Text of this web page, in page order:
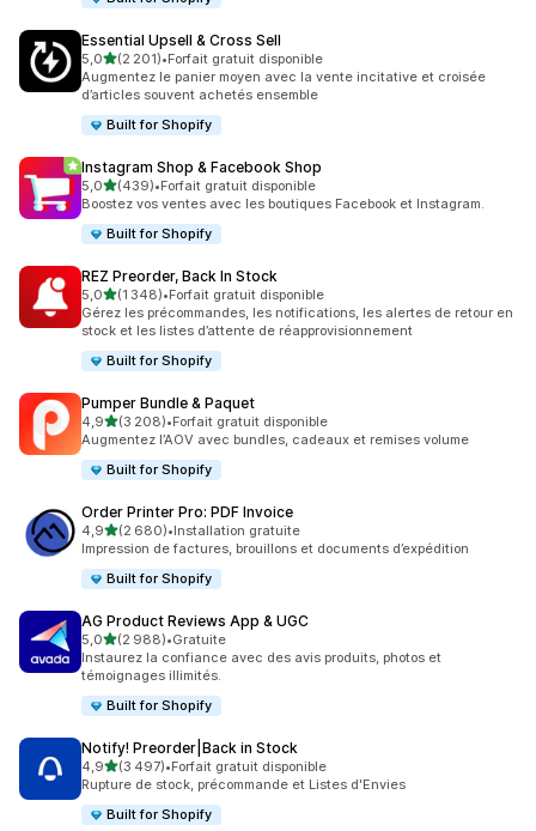
Essential Upsell & Cross Sell
5,0étoile(s) sur 5
(2 201)
2201 avis au total
•Forfait gratuit disponible
Augmentez le panier moyen avec la vente incitative et croisée
d’articles souvent achetés ensemble
Built for Shopify
Instagram Shop & Facebook Shop
5,0étoile(s) sur 5
(439)
439 avis au total
•Forfait gratuit disponible
Boostez vos ventes avec les boutiques Facebook et Instagram.
Built for Shopify
REZ Preorder, Back In Stock
5,0étoile(s) sur 5
(1 348)
1348 avis au total
•Forfait gratuit disponible
Gérez les précommandes, les notifications, les alertes de retour en
stock et les listes d’attente de réapprovisionnement
Built for Shopify
Pumper Bundle & Paquet
4,9étoile(s) sur 5
(3 208)
3208 avis au total
•Forfait gratuit disponible
Augmentez l’AOV avec bundles, cadeaux et remises volume
Built for Shopify
Order Printer Pro: PDF Invoice
4,9étoile(s) sur 5
(2 680)
2680 avis au total
•Installation gratuite
Impression de factures, brouillons et documents d’expédition
Built for Shopify
AG Product Reviews App & UGC
5,0étoile(s) sur 5
(2 988)
2988 avis au total
•Gratuite
Instaurez la confiance avec des avis produits, photos et
témoignages illimités.
Built for Shopify
Notify! Preorder|Back in Stock
4,9étoile(s) sur 5
(3 497)
3497 avis au total
•Forfait gratuit disponible
Rupture de stock, précommande et Listes d'Envies
Built for Shopify